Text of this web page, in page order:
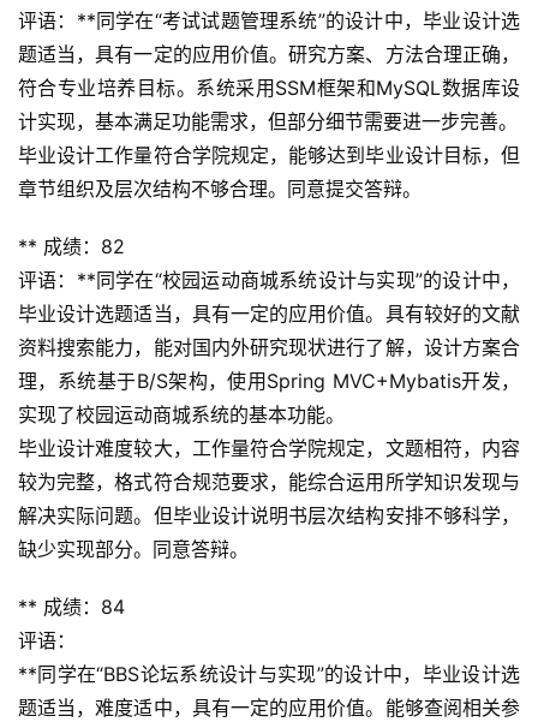
评语：**同学在“考试试题管理系统”的设计中，毕业设计选
题适当，具有一定的应用价值。研究方案、方法合理正确，
符合专业培养目标。系统采用SSM框架和MySQL数据库设
计实现，基本满足功能需求，但部分细节需要进一步完善。
毕业设计工作量符合学院规定，能够达到毕业设计目标，但
章节组织及层次结构不够合理。同意提交答辩。
** 成绩：82
评语：**同学在“校园运动商城系统设计与实现”的设计中，
毕业设计选题适当，具有一定的应用价值。具有较好的文献
资料搜索能力，能对国内外研究现状进行了解，设计方案合
理，系统基于B/S架构，使用Spring MVC+Mybatis开发，
实现了校园运动商城系统的基本功能。
毕业设计难度较大，工作量符合学院规定，文题相符，内容
较为完整，格式符合规范要求，能综合运用所学知识发现与
解决实际问题。但毕业设计说明书层次结构安排不够科学，
缺少实现部分。同意答辩。
** 成绩：84
评语：
**同学在“BBS论坛系统设计与实现”的设计中，毕业设计选
题适当，难度适中，具有一定的应用价值。能够查阅相关参